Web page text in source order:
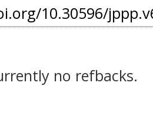
10.30596/
no refbacks.